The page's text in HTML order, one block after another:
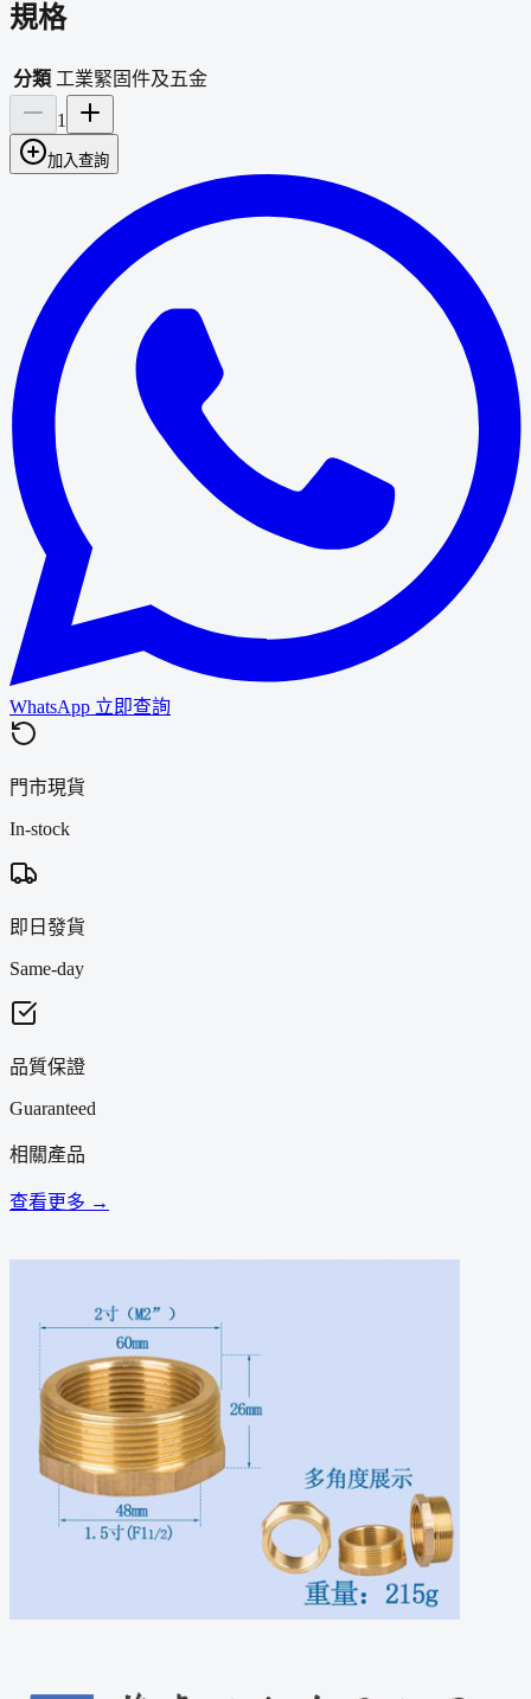
規格
分類 工業緊固件及五金
1
加入查詢
WhatsApp 立即查詢
門市現貨
In-stock
即日發貨
Same-day
品質保證
Guaranteed
相關產品
查看更多 →